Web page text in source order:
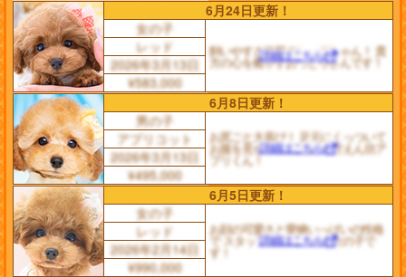
6月24日更新！
女の子
飼いやすさ抜群のレッドちゃん！ 貴
方の心を癒やすおっとりさんです！
詳細はこちら
レッド
2026年3月13日
¥583,000
6月8日更新！
男の子
お尻ごと大喜び！ 足元にくっついて
お腹を見せる、 むちむち甘えん坊ア
プリくん！
詳細はこちら
アプリコット
2026年3月13日
¥495,000
6月5日更新！
女の子
お顔の可愛さと愛嬌いっぱいの性格
で スタッフもメロメロの女の子で
す！
詳細はこちら
レッド
2026年2月14日
¥990,000